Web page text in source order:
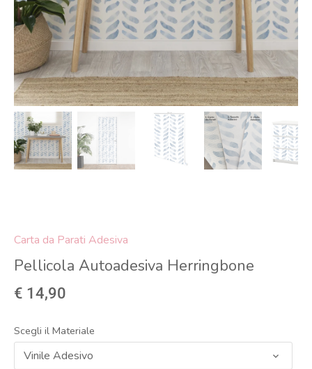
Carta da Parati Adesiva
Pellicola Autoadesiva Herringbone
€ 14,90
Scegli il Materiale
Vinile Adesivo